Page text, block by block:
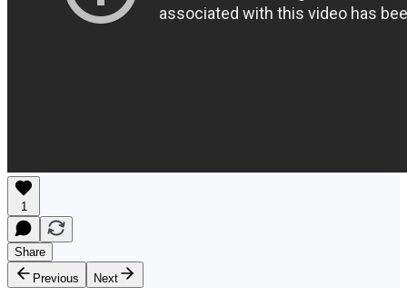
1
Share
Previous
Next